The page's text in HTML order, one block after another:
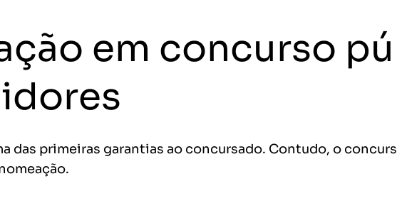
em concurso
das primeiras garantias ao concursado. Contudo, o
Tudo